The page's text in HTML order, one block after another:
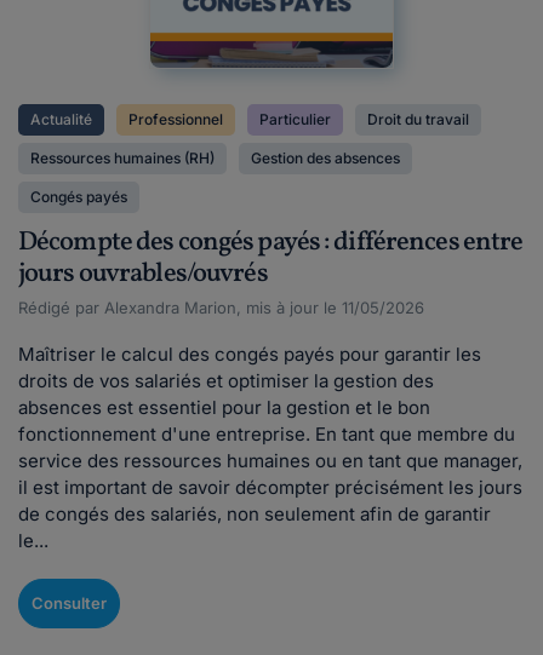
Actualité Professionnel Particulier Droit du travail
Ressources humaines (RH) Gestion des absences
Congés payés
Décompte des congés payés : différences entre
jours ouvrables/ouvrés
Rédigé par Alexandra Marion, mis à jour le 11/05/2026
Maîtriser le calcul des congés payés pour garantir les
droits de vos salariés et optimiser la gestion des
absences est essentiel pour la gestion et le bon
fonctionnement d'une entreprise. En tant que membre du
service des ressources humaines ou en tant que manager,
il est important de savoir décompter précisément les jours
de congés des salariés, non seulement afin de garantir
le...
Consulter